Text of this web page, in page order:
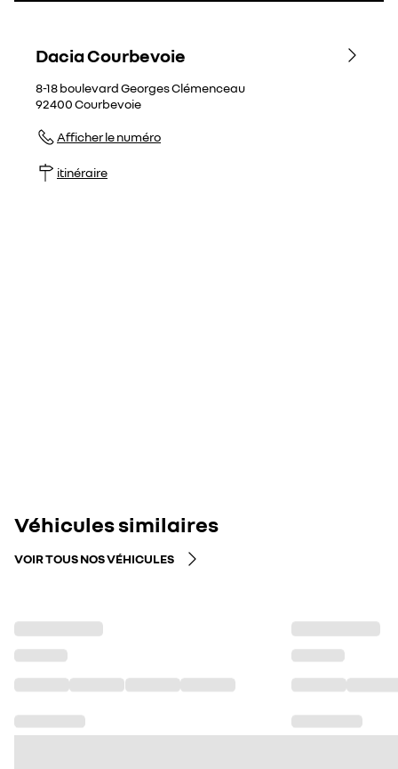
Dacia Courbevoie
8-18 boulevard Georges Clémenceau
92400Courbevoie
Afficher le numéro
itinéraire
Véhicules similaires
VOIR TOUS NOS VÉHICULES